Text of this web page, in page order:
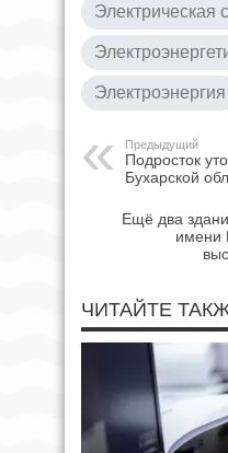
Электрическая
Электроэнергия
Предыдущий
Подросток
Бухарской
Ещё два
имени
ЧИТАЙТЕ